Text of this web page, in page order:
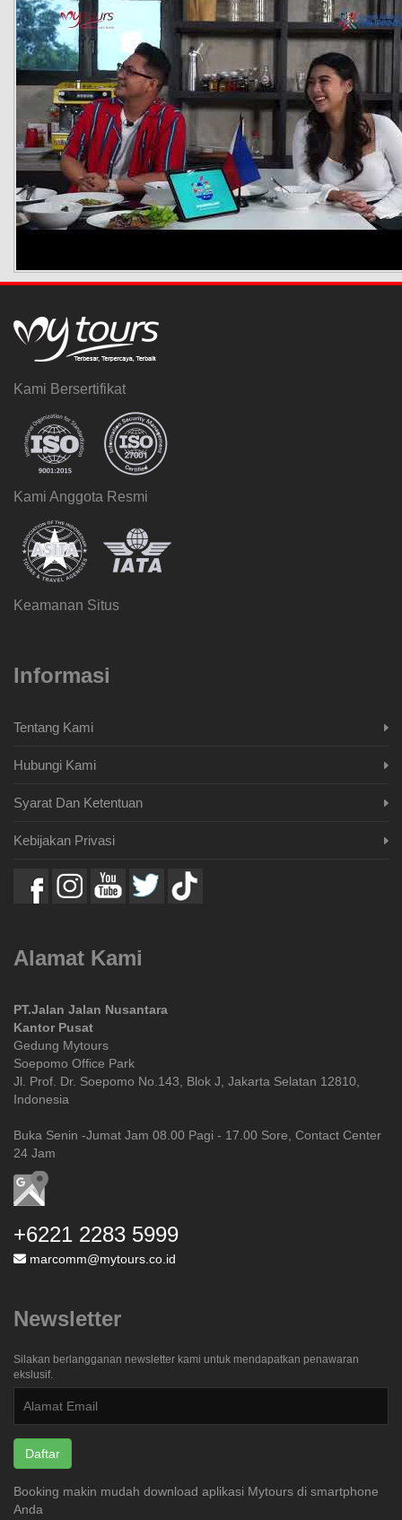
Kami Bersertifikat
Kami Anggota Resmi
Keamanan Situs
Informasi
Tentang Kami
Hubungi Kami
Syarat Dan Ketentuan
Kebijakan Privasi
Alamat Kami
PT.Jalan Jalan Nusantara
Kantor Pusat
Gedung Mytours
Soepomo Office Park
Jl. Prof. Dr. Soepomo No.143, Blok J, Jakarta Selatan 12810,
Indonesia
Buka Senin -Jumat Jam 08.00 Pagi - 17.00 Sore, Contact Center
24 Jam
+6221 2283 5999
marcomm@mytours.co.id
Newsletter
Silakan berlangganan newsletter kami untuk mendapatkan penawaran
ekslusif.
Daftar
Booking makin mudah download aplikasi Mytours di smartphone
Anda